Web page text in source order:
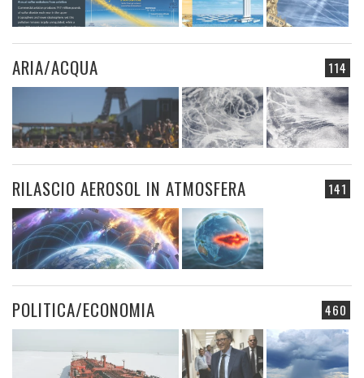
114
ARIA/ACQUA
141
RILASCIO AEROSOL IN ATMOSFERA
460
POLITICA/ECONOMIA